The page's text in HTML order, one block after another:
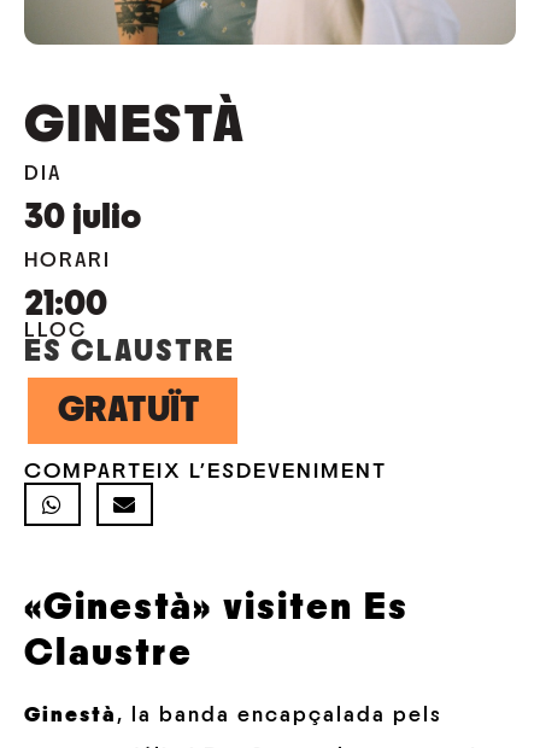
GINESTÀ
DIA
30 julio
HORARI
21:00
LLOC
ES CLAUSTRE
GRATUÏT
COMPARTEIX L'ESDEVENIMENT
«Ginestà» visiten Es
Claustre
Ginestà , la banda encapçalada pels